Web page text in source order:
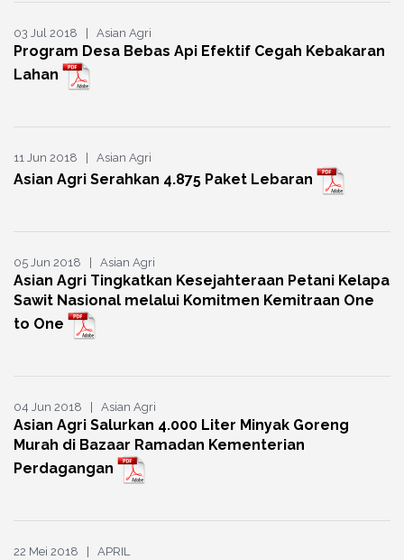
03 Jul 2018 | Asian Agri
Program Desa Bebas Api Efektif Cegah Kebakaran
Lahan
11 Jun 2018 | Asian Agri
Asian Agri Serahkan 4.875 Paket Lebaran
05 Jun 2018 | Asian Agri
Asian Agri Tingkatkan Kesejahteraan Petani Kelapa
Sawit Nasional melalui Komitmen Kemitraan One
to One
04 Jun 2018 | Asian Agri
Asian Agri Salurkan 4.000 Liter Minyak Goreng
Murah di Bazaar Ramadan Kementerian
Perdagangan
22 Mei 2018 | APRIL